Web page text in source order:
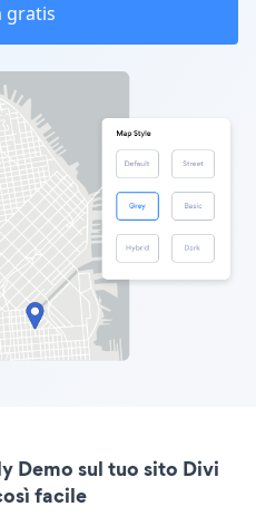
gratis
Demo sul tuo sito Divi
facile